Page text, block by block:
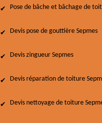
Pose de bâche et bâchage de
Devis pose de gouttière Sepmes
Devis zingueur Sepmes
Devis réparation de toiture
Devis nettoyage de toiture